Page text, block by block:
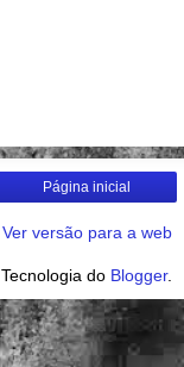
Página inicial
Ver versão para a web
Tecnologia do Blogger.